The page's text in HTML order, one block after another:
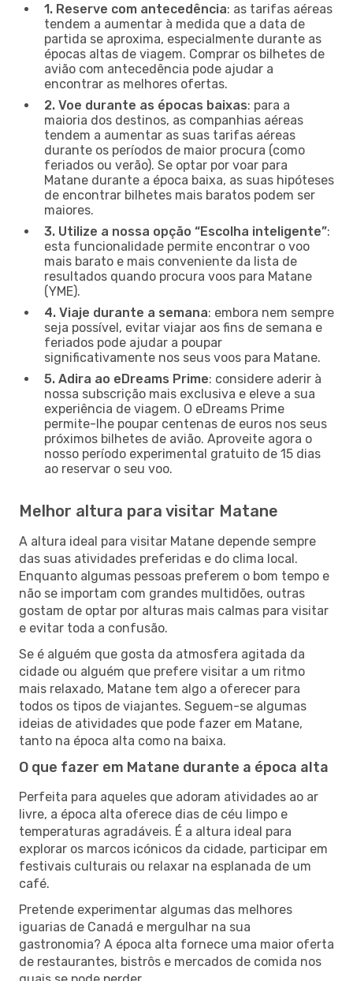
1. Reserve com antecedência: as tarifas aéreas
tendem a aumentar à medida que a data de
partida se aproxima, especialmente durante as
épocas altas de viagem. Comprar os bilhetes de
avião com antecedência pode ajudar a
encontrar as melhores ofertas.
2. Voe durante as épocas baixas: para a
maioria dos destinos, as companhias aéreas
tendem a aumentar as suas tarifas aéreas
durante os períodos de maior procura (como
feriados ou verão). Se optar por voar para
Matane durante a época baixa, as suas hipóteses
de encontrar bilhetes mais baratos podem ser
maiores.
3. Utilize a nossa opção “Escolha inteligente”:
esta funcionalidade permite encontrar o voo
mais barato e mais conveniente da lista de
resultados quando procura voos para Matane
(YME).
4. Viaje durante a semana: embora nem sempre
seja possível, evitar viajar aos fins de semana e
feriados pode ajudar a poupar
significativamente nos seus voos para Matane.
5. Adira ao eDreams Prime: considere aderir à
nossa subscrição mais exclusiva e eleve a sua
experiência de viagem. O eDreams Prime
permite-lhe poupar centenas de euros nos seus
próximos bilhetes de avião. Aproveite agora o
nosso período experimental gratuito de 15 dias
ao reservar o seu voo.
Melhor altura para visitar Matane
A altura ideal para visitar Matane depende sempre
das suas atividades preferidas e do clima local.
Enquanto algumas pessoas preferem o bom tempo e
não se importam com grandes multidões, outras
gostam de optar por alturas mais calmas para visitar
e evitar toda a confusão.
Se é alguém que gosta da atmosfera agitada da
cidade ou alguém que prefere visitar a um ritmo
mais relaxado, Matane tem algo a oferecer para
todos os tipos de viajantes. Seguem-se algumas
ideias de atividades que pode fazer em Matane,
tanto na época alta como na baixa.
O que fazer em Matane durante a época alta
Perfeita para aqueles que adoram atividades ao ar
livre, a época alta oferece dias de céu limpo e
temperaturas agradáveis. É a altura ideal para
explorar os marcos icónicos da cidade, participar em
festivais culturais ou relaxar na esplanada de um
café.
Pretende experimentar algumas das melhores
iguarias de Canadá e mergulhar na sua
gastronomia? A época alta fornece uma maior oferta
de restaurantes, bistrôs e mercados de comida nos